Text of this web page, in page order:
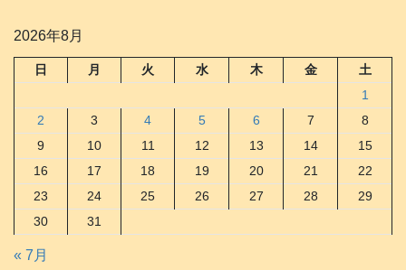
2026年8月
日 月 火 水 木 金
土
1
2
3 4 5 6 7
8
9
10 11 12 13 14
15
16
17 18 19 20 21
22
23
24 25 26 27 28
29
30
31
« 7月